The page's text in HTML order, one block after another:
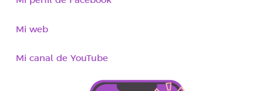
Mi web
Mi canal de YouTube